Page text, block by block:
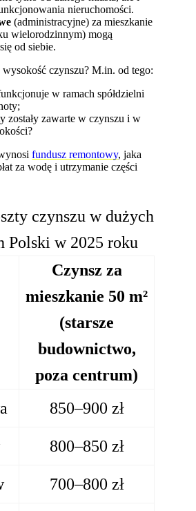
nieruchomości.
(administracyjne) za mieszkanie
wielorodzinnym) mogą
od siebie.
czynszu? M.in. od tego:
w ramach spółdzielni
zostały zawarte w czynszu i w
fundusz remontowy, jaka
za wodę i utrzymanie części
czynszu w dużych
Polski w 2025 roku
Czynsz za
mieszkanie 50 m²
(starsze
budownictwo,
poza centrum)
850–900 zł
800–850 zł
700–800 zł